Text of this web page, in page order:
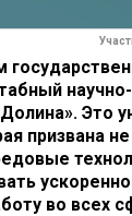
Это
призвана
во всех